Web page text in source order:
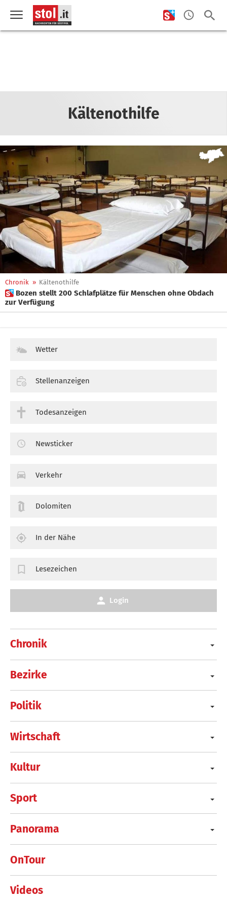
Kältenothilfe
Chronik » Kältenothilfe
 Bozen stellt 200 Schlafplätze für Menschen ohne Obdach
zur Verfügung
Chronik
Bezirke
Politik
Wirtschaft
Kultur
Sport
Panorama
OnTour
Videos
Wetter
Stellenanzeigen
Todesanzeigen
Newsticker
Verkehr
Dolomiten
In der Nähe
Lesezeichen
Login